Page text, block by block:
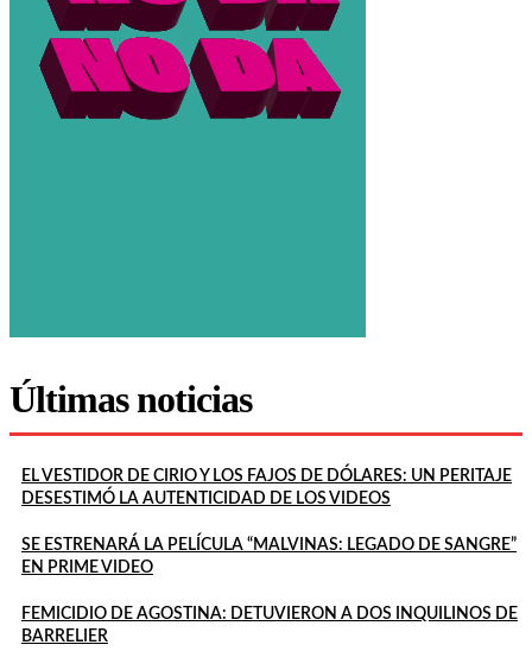
Últimas noticias
EL VESTIDOR DE CIRIO Y LOS FAJOS DE DÓLARES: UN PERITAJE
DESESTIMÓ LA AUTENTICIDAD DE LOS VIDEOS
SE ESTRENARÁ LA PELÍCULA “MALVINAS: LEGADO DE SANGRE”
EN PRIME VIDEO
FEMICIDIO DE AGOSTINA: DETUVIERON A DOS INQUILINOS DE
BARRELIER